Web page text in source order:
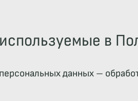
в
данных –